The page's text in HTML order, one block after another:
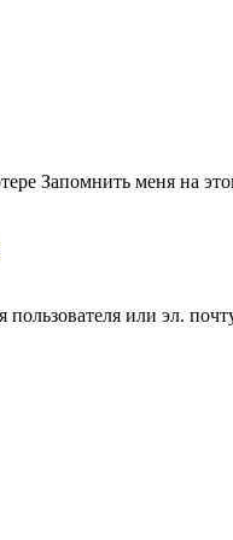
Запомнить меня на
или эл.